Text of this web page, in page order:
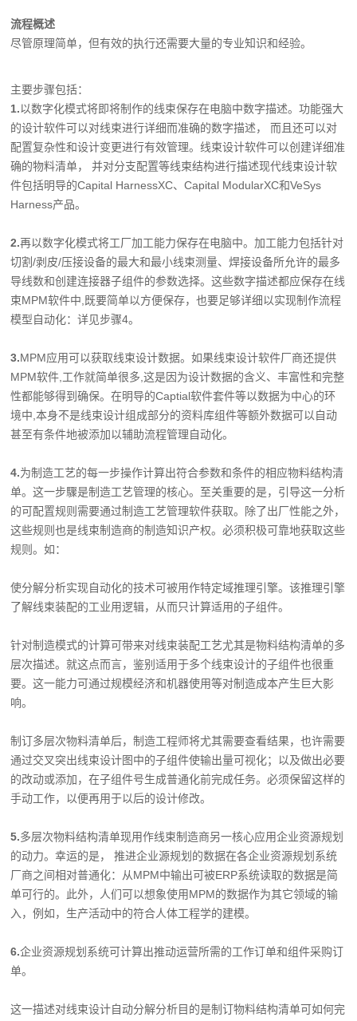
流程概述
尽管原理简单，但有效的执行还需要大量的专业知识和经验。
主要步骤包括：
1.以数字化模式将即将制作的线束保存在电脑中数字描述。功能强大
的设计软件可以对线束进行详细而准确的数字描述， 而且还可以对
配置复杂性和设计变更进行有效管理。线束设计软件可以创建详细准
确的物料清单， 并对分支配置等线束结构进行描述现代线束设计软
件包括明导的Capital HarnessXC、Capital ModularXC和VeSys
Harness产品。
2.再以数字化模式将工厂加工能力保存在电脑中。加工能力包括针对
切割/剥皮/压接设备的最大和最小线束测量、焊接设备所允许的最多
导线数和创建连接器子组件的参数选择。这些数字描述都应保存在线
束MPM软件中,既要简单以方便保存，也要足够详细以实现制作流程
模型自动化：详见步骤4。
3.MPM应用可以获取线束设计数据。如果线束设计软件厂商还提供
MPM软件,工作就简单很多,这是因为设计数据的含义、丰富性和完整
性都能够得到确保。在明导的Captial软件套件等以数据为中心的环
境中,本身不是线束设计组成部分的资料库组件等额外数据可以自动
甚至有条件地被添加以辅助流程管理自动化。
4.为制造工艺的每一步操作计算出符合参数和条件的相应物料结构清
单。这一步驟是制造工艺管理的核心。至关重要的是，引导这一分析
的可配置规则需要通过制造工艺管理软件获取。除了出厂性能之外，
这些规则也是线束制造商的制造知识产权。必须积极可靠地获取这些
规则。如：
使分解分析实现自动化的技术可被用作特定域推理引擎。该推理引擎
了解线束装配的工业用逻辑，从而只计算适用的子组件。
针对制造模式的计算可带来对线束装配工艺尤其是物料结构清单的多
层次描述。就这点而言，鉴别适用于多个线束设计的子组件也很重
要。这一能力可通过规模经济和机器使用等对制造成本产生巨大影
响。
制订多层次物料清单后，制造工程师将尤其需要查看结果，也许需要
通过交叉突出线束设计图中的子组件使输出量可视化；以及做出必要
的改动或添加，在子组件号生成普通化前完成任务。必须保留这样的
手动工作，以便再用于以后的设计修改。
5.多层次物料结构清单现用作线束制造商另一核心应用企业资源规划
的动力。幸运的是， 推进企业源规划的数据在各企业资源规划系统
厂商之间相对普通化：从MPM中输出可被ERP系统读取的数据是简
单可行的。此外，人们可以想象使用MPM的数据作为其它领域的输
入，例如，生产活动中的符合人体工程学的建模。
6.企业资源规划系统可计算出推动运营所需的工作订单和组件采购订
单。
这一描述对线束设计自动分解分析目的是制订物料结构清单可如何完